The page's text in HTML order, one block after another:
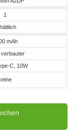
1
mAh
verbauter
C, 10W